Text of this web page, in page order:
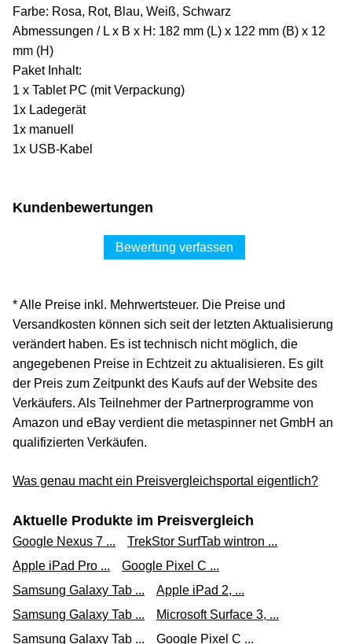
Farbe: Rosa, Rot, Blau, Weiß, Schwarz
Abmessungen / L x B x H: 182 mm (L) x 122 mm (B) x 12
mm (H)
Paket Inhalt:
1 x Tablet PC (mit Verpackung)
1x Ladegerät
1x manuell
1x USB-Kabel
Kundenbewertungen
Bewertung verfassen
* Alle Preise inkl. Mehrwertsteuer. Die Preise und
Versandkosten können sich seit der letzten Aktualisierung
verändert haben. Es ist technisch nicht möglich, die
angegebenen Preise in Echtzeit zu aktualisieren. Es gilt
der Preis zum Zeitpunkt des Kaufs auf der Website des
Verkäufers. Als Teilnehmer der Partnerprogramme von
Amazon und eBay verdient die metaspinner net GmbH an
qualifizierten Verkäufen.
Was genau macht ein Preisvergleichsportal eigentlich?
Aktuelle Produkte im Preisvergleich
Google Nexus 7 ...
TrekStor SurfTab wintron ...
Apple iPad Pro ...
Google Pixel C ...
Samsung Galaxy Tab ...
Apple iPad 2, ...
Samsung Galaxy Tab ...
Microsoft Surface 3, ...
Samsung Galaxy Tab ...
Google Pixel C ...